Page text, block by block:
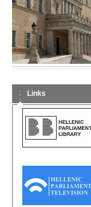
Links